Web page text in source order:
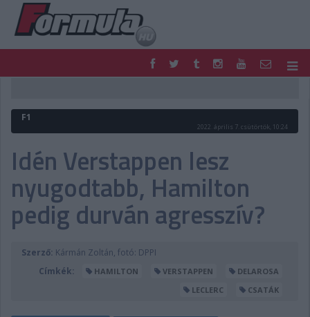
FORMULA
MOTOR
PODCAST
SHOP
TIPPJÁTÉK
DIGITÁLIS MAGAZIN
PONTÁLLÁSOK
VERSENYNAPTÁRAK
F1
2022. április 7. csütörtök, 10:24
Idén Verstappen lesz
nyugodtabb, Hamilton
pedig durván agresszív?
Szerző: Kármán Zoltán, fotó: DPPI
Címkék:
HAMILTON VERSTAPPEN
DELAROSA
LECLERC
CSATÁK